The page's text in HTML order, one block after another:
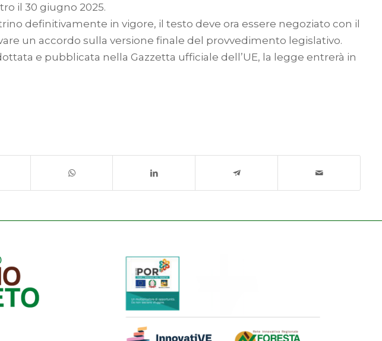
il 30 giugno 2025.
definitivamente in vigore, il testo deve ora essere negoziato con il
un accordo sulla versione finale del provvedimento legislativo.
e pubblicata nella Gazzetta ufficiale dell’UE, la legge entrerà in